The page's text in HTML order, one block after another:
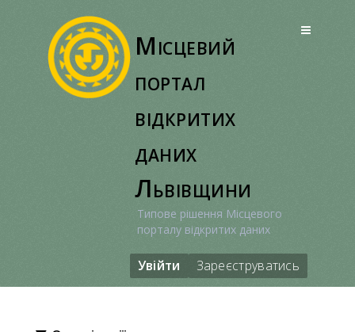
Місцевий
портал
відкритих
даних
Львівщини
Типове рішення Місцевого
порталу відкритих даних
Увійти Зареєструватись